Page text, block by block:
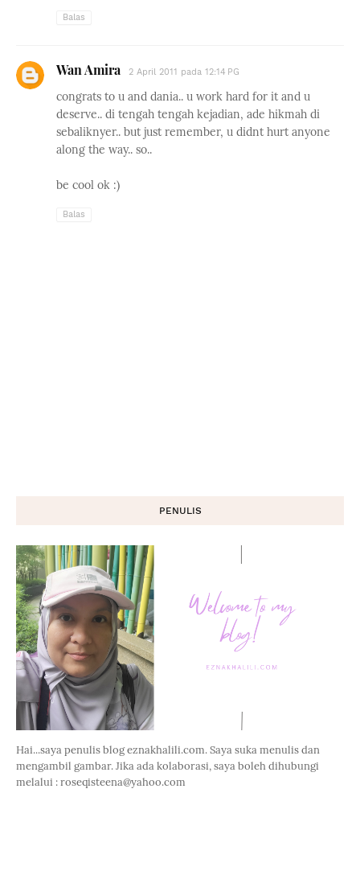
Balas
Wan Amira 2 April 2011 pada 12:14 PG
congrats to u and dania.. u work hard for it and u
deserve.. di tengah tengah kejadian, ade hikmah di
sebaliknyer.. but just remember, u didnt hurt anyone
along the way.. so..
be cool ok :)
Balas
PENULIS
Hai...saya penulis blog eznakhalili.com. Saya suka menulis dan
mengambil gambar. Jika ada kolaborasi, saya boleh dihubungi
melalui : roseqisteena@yahoo.com